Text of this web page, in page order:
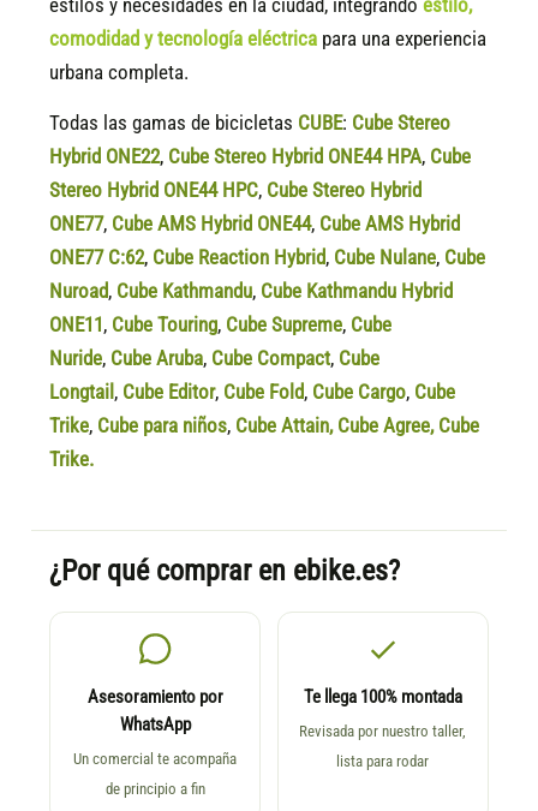
estilos y necesidades en la ciudad, integrandoestilo,
comodidad y tecnología eléctrica para una experiencia
urbana completa.
Todas las gamas de bicicletas CUBE: Cube Stereo
Hybrid ONE22, Cube Stereo Hybrid ONE44 HPA, Cube
Stereo Hybrid ONE44 HPC, Cube Stereo Hybrid
ONE77, Cube AMS Hybrid ONE44, Cube AMS Hybrid
ONE77 C:62, Cube Reaction Hybrid, Cube Nulane, Cube
Nuroad, Cube Kathmandu, Cube Kathmandu Hybrid
ONE11, Cube Touring, Cube Supreme, Cube
Nuride, Cube Aruba, Cube Compact, Cube
Longtail , Cube Editor, Cube Fold, Cube Cargo, Cube
Trike, Cube para niños, Cube Attain, Cube Agree, Cube
Trike.
¿Por qué comprar en ebike.es?
Asesoramiento por
WhatsApp
Un comercial te acompaña
de principio a fin
Te llega 100% montada
Revisada por nuestro taller,
lista para rodar